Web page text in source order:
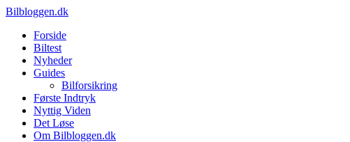
Bilbloggen.dk
Forside
Biltest
Nyheder
Guides
Bilforsikring
Første Indtryk
Nyttig Viden
Det Løse
Om Bilbloggen.dk